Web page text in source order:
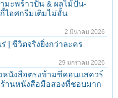
มะพร้าวปั่น & ผลไม้ปั่น-
ไอศกรีมเติมไม่อั้น
2 มีนาคม 2026
ร่ | ชีวิตจริงยิ่งกว่าละคร
29 มกราคม 2026
หนังสือตรงข้ามซีคอนแสควร์
านหนังสือมือสองที่ชอบมาก